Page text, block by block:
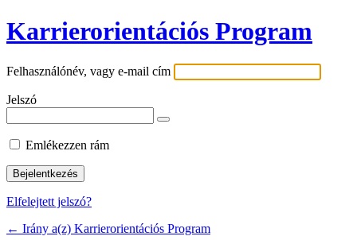
Karrierorientációs Program
Felhasználónév, vagy e-mail cím
Jelszó
Emlékezzen rám
Elfelejtett jelszó?
← Irány a(z) Karrierorientációs Program